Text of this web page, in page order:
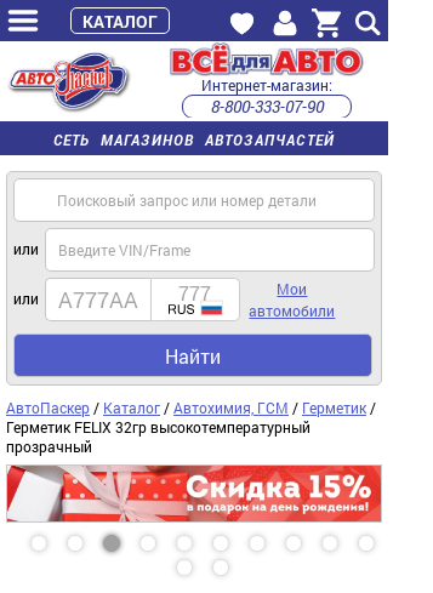
СЕТЬ МАГАЗИНОВ АВТОЗАПЧАСТЕЙ
Интернет-магазин:
8-800-333-07-90
часы работы с 9:00 до 22:00 (пн-пт)
или
или
Мои
автомобили
Найти
АвтоПаскер / Каталог /Автохимия, ГСМ / Герметик /
Герметик FELIX 32гр высокотемпературный
прозрачный
КАТАЛОГ